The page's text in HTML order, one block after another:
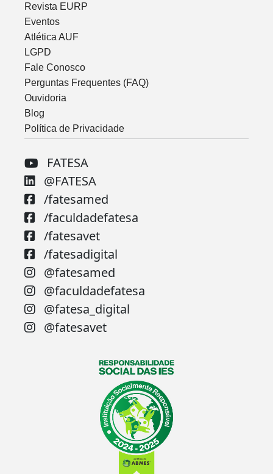
Revista EURP
Eventos
Atlética AUF
LGPD
Fale Conosco
Perguntas Frequentes (FAQ)
Ouvidoria
Blog
Política de Privacidade
FATESA
@FATESA
/fatesamed
/faculdadefatesa
/fatesavet
/fatesadigital
@fatesamed
@faculdadefatesa
@fatesa_digital
@fatesavet